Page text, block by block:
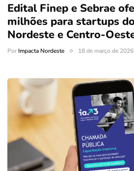
Edital Finep e Sebrae
milhões para startups
Nordeste e Centro-
PorImpacta Nordeste 18 de março de 2026